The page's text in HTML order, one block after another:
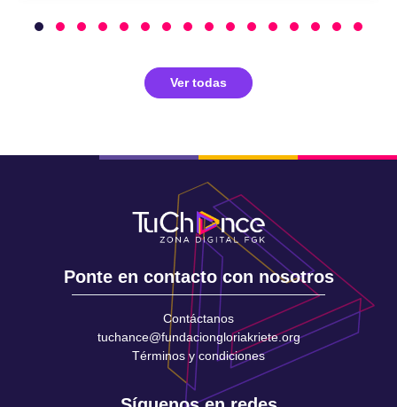
Ver todas
Ponte en contacto con nosotros
Contáctanos
tuchance@fundaciongloriakriete.org
Términos y condiciones